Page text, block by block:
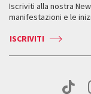
Come raggiungerci
Contatti
Press
Biglietti
Servizi al pubblico
Come raggiungerci
Contatti
Orari e sedi
Iscriviti alla nostra
manifestazioni e le
ISCRIVITI